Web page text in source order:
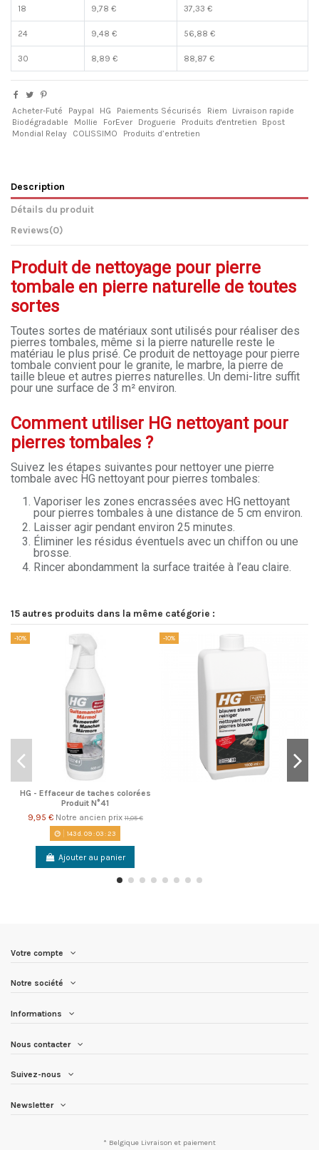
18 9,78 € 37,33 €
24 9,48 € 56,88 €
30 8,89 € 88,87 €
Acheter-Futé Paypal HG Paiements Sécurisés Riem
Livraison rapide
Biodégradable
Mollie ForEver Droguerie Produits d'entretien
Bpost
Mondial Relay
COLISSIMO Produits d’entretien
Description
Détails du produit
Reviews(0)
Produit de nettoyage pour pierre
tombale en pierre naturelle de toutes
sortes
Toutes sortes de matériaux sont utilisés pour réaliser des
pierres tombales, même si la pierre naturelle reste le
matériau le plus prisé. Ce produit de nettoyage pour pierre
tombale convient pour le granite, le marbre, la pierre de
taille bleue et autres pierres naturelles. Un demi-litre suffit
pour une surface de 3 m² environ.
Comment utiliser HG nettoyant pour
pierres tombales ?
Suivez les étapes suivantes pour nettoyer une pierre
tombale avec HG nettoyant pour pierres tombales:
Vaporiser les zones encrassées avec HG nettoyant
pour pierres tombales à une distance de 5 cm environ.
Laisser agir pendant environ 25 minutes.
Éliminer les résidus éventuels avec un chiffon ou une
brosse.
Rincer abondamment la surface traitée à l’eau claire.
15 autres produits dans la même catégorie :
-10%
HG - Effaceur de taches colorées
Produit N°41
9,95 € Notre ancien prix11,05 €
143d. 09:03:23
Ajouter au panier
-10%
Votre compte
Notre société
Informations
Nous contacter
Suivez-nous
Newsletter
* Belgique Livraison et paiement